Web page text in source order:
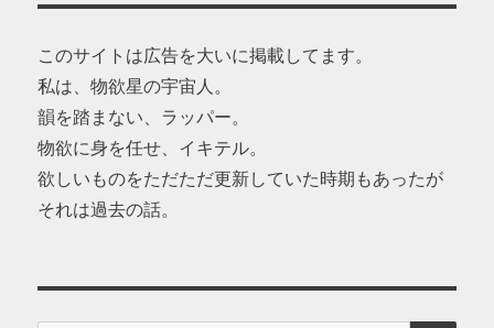
このサイトは広告を大いに掲載してます。
私は、物欲星の宇宙人。
韻を踏まない、ラッパー。
物欲に身を任せ、イキテル。
欲しいものをただただ更新していた時期もあったが
それは過去の話。